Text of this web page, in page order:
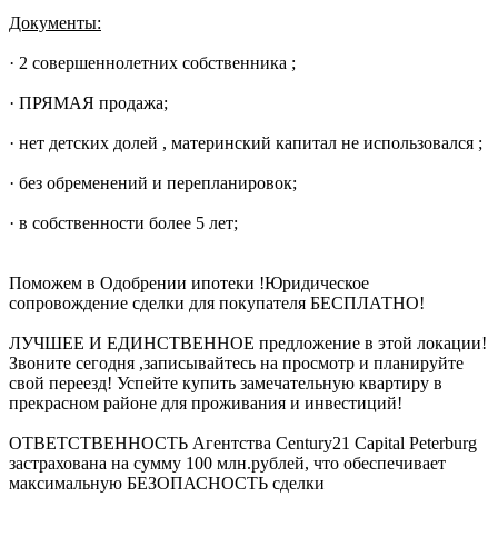
Документы:
· 2 совершеннолетних собственника ;
· ПРЯМАЯ продажа;
· нет детских долей , материнский капитал не использовался ;
· без обременений и перепланировок;
· в собственности более 5 лет;
Поможем в Одобрении ипотеки !Юридическое
сопровождение сделки для покупателя БЕСПЛАТНО!
ЛУЧШЕЕ И ЕДИНСТВЕННОЕ предложение в этой локации!
Звоните сегодня ,записывайтесь на просмотр и планируйте
свой переезд! Успейте купить замечательную квартиру в
прекрасном районе для проживания и инвестиций!
ОТВЕТСТВЕННОСТЬ Агентства Сentury21 Capital Peterburg
застрахована на сумму 100 млн.рублей, что обеспечивает
максимальную БЕЗОПАСНОСТЬ сделки